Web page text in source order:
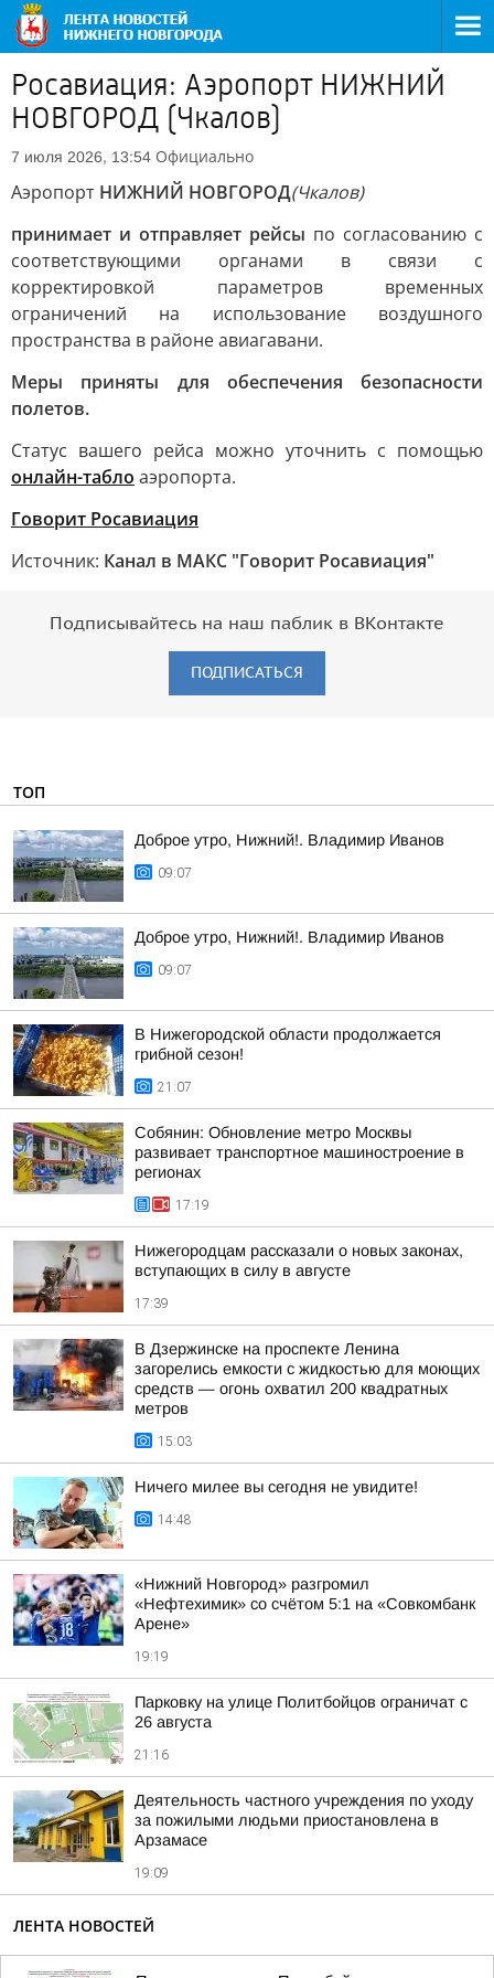
Росавиация: Аэропорт НИЖНИЙ
НОВГОРОД (Чкалов)
7 июля 2026, 13:54 Официально
Аэропорт НИЖНИЙ НОВГОРОД(Чкалов)
принимает и отправляет рейсы по согласованию с
соответствующими органами в связи с
корректировкой параметров временных
ограничений на использование воздушного
пространства в районе авиагавани.
Меры приняты для обеспечения безопасности
полетов.
Статус вашего рейса можно уточнить с помощью
онлайн-табло аэропорта.
Говорит Росавиация
Источник: Канал в МАКС "Говорит Росавиация"
Подписывайтесь на наш паблик в ВКонтакте
ПОДПИСАТЬСЯ
ТОП
Доброе утро, Нижний!. Владимир Иванов
09:07
Доброе утро, Нижний!. Владимир Иванов
09:07
В Нижегородской области продолжается
грибной сезон!
21:07
Собянин: Обновление метро Москвы
развивает транспортное машиностроение в
регионах
17:19
Нижегородцам рассказали о новых законах,
вступающих в силу в августе
17:39
В Дзержинске на проспекте Ленина
загорелись емкости с жидкостью для моющих
средств — огонь охватил 200 квадратных
метров
15:03
Ничего милее вы сегодня не увидите!
14:48
«Нижний Новгород» разгромил
«Нефтехимик» со счётом 5:1 на «Совкомбанк
Арене»
19:19
Парковку на улице Политбойцов ограничат с
26 августа
21:16
Деятельность частного учреждения по уходу
за пожилыми людьми приостановлена в
Арзамасе
19:09
ЛЕНТА НОВОСТЕЙ